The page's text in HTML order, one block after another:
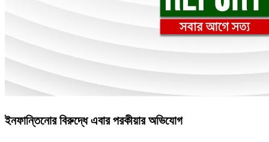
ইনফান্তিনোর বিরুদ্ধে এবার পরকীয়ার অভিযোগ